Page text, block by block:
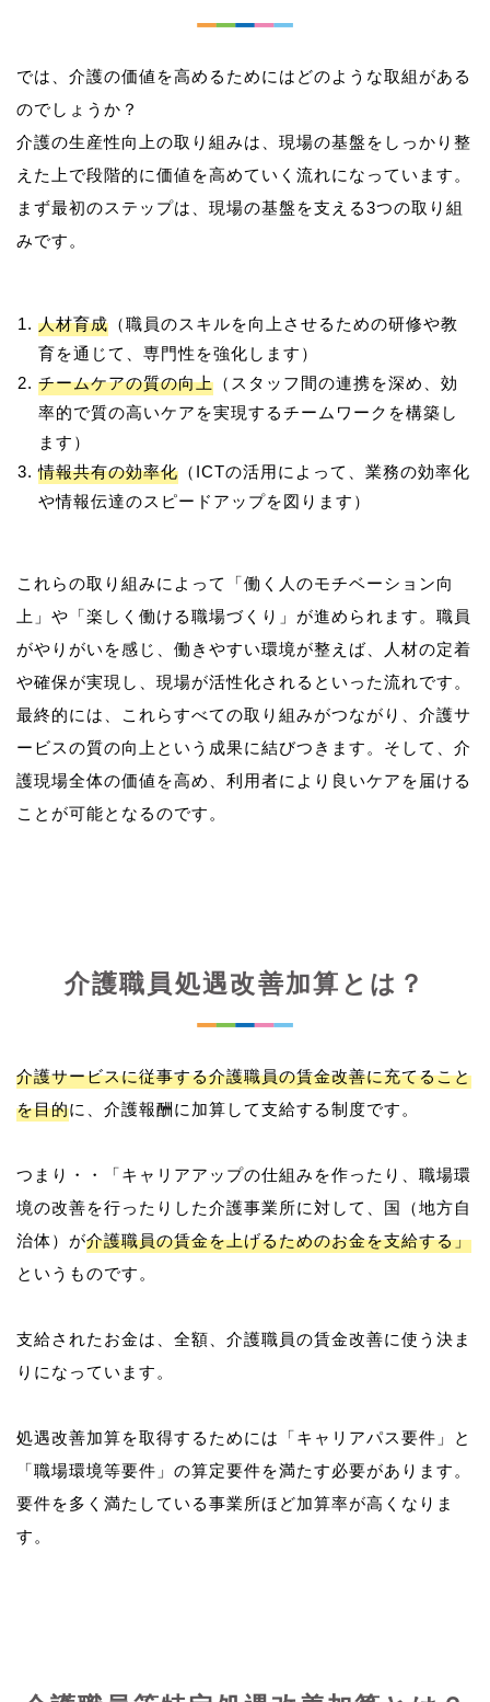
では、介護の価値を高めるためにはどのような取組がある
のでしょうか？
介護の生産性向上の取り組みは、現場の基盤をしっかり整
えた上で段階的に価値を高めていく流れになっています。
まず最初のステップは、現場の基盤を支える3つの取り組
人材育成 （職員のスキルを向上させるための研修や教
育を通じて、専門性を強化します）
チームケアの質の向上 （スタッフ間の連携を深め、効
率的で質の高いケアを実現するチームワークを構築し
ます）
情報共有の効率化 （ICTの活用によって、業務の効率化
や情報伝達のスピードアップを図ります）
これらの取り組みによって「働く人のモチベーション向
上」や「楽しく働ける職場づくり」が進められます。職員
がやりがいを感じ、働きやすい環境が整えば、人材の定着
や確保が実現し、現場が活性化されるといった流れです。
最終的には、これらすべての取り組みがつながり、介護サ
ービスの質の向上という成果に結びつきます。そして、介
護現場全体の価値を高め、利用者により良いケアを届ける
介護職員処遇改善加算とは？
介護サービスに従事する介護職員の賃金改善に充てること
を目的に、介護報酬に加算して支給する制度です。
つまり・・「キャリアアップの仕組みを作ったり、職場環
境の改善を行ったりした介護事業所に対して、国（地方自
治体）が介護職員の賃金を上げるためのお金を支給する」
というものです。
支給されたお金は、全額、介護職員の賃金改善に使う決ま
りになっています。
処遇改善加算を取得するためには「キャリアパス要件」と
「職場環境等要件」の算定要件を満たす必要があります。
要件を多く満たしている事業所ほど加算率が高くなりま
す。